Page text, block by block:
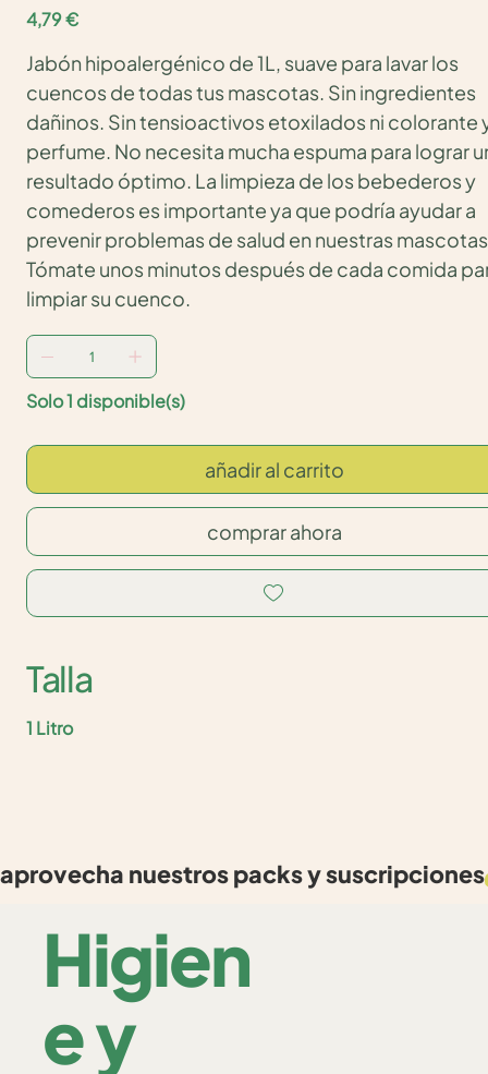
Precio
4,79 €
Jabón hipoalergénico de 1L, suave para lavar los
cuencos de todas tus mascotas. Sin ingredientes
dañinos. Sin tensioactivos etoxilados ni colorante
perfume. No necesita mucha espuma para lograr
resultado óptimo. La limpieza de los bebederos y
comederos es importante ya que podría ayudar a
prevenir problemas de salud en nuestras
Tómate unos minutos después de cada comida
limpiar su cuenco.
Solo 1 disponible(s)
añadir al carrito
comprar ahora
Talla
1 Litro
aprovecha nuestros packs y suscripciones
Higien
e y